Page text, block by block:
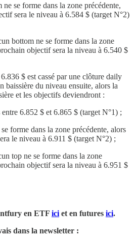
se forme dans la zone précédente,
sera le niveau à 6.584 $ (target N°2)
bottom ne se forme dans la zone
objectif sera la niveau à 6.540 $
$ est cassé par une clôture daily
baissière du niveau ensuite, alors la
et les objectifs deviendront :
6.852 $ et 6.865 $ (target N°1) ;
forme dans la zone précédente, alors
le niveau à 6.911 $ (target N°2) ;
top ne se forme dans la zone
objectif sera la niveau à 6.951 $
en ETF ici et en futures ici.
dans la newsletter :